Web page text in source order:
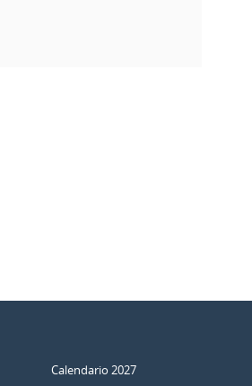
Calendario 2027